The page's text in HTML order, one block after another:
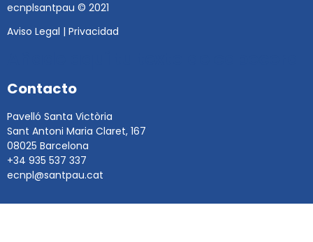
ecnplsantpau © 2021
Aviso Legal | Privacidad
Contacto
Pavelló Santa Victòria
Sant Antoni Maria Claret, 167
08025 Barcelona
+34 935 537 337
ecnpl@santpau.cat